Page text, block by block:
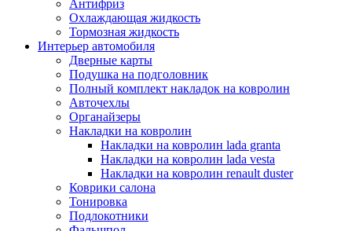
Антифриз
Охлаждающая жидкость
Тормозная жидкость
Интерьер автомобиля
Дверные карты
Подушка на подголовник
Полный комплект накладок на ковролин
Авточехлы
Органайзеры
Накладки на ковролин
Накладки на ковролин lada granta
Накладки на ковролин lada vesta
Накладки на ковролин renault duster
Коврики салона
Тонировка
Подлокотники